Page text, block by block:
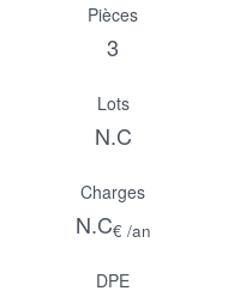
Pièces
3
Lots
N.C
Charges
N.C€ /an
DPE